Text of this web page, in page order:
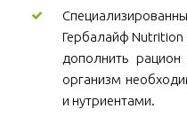
Гербалайф
дополнить
организм
и нутриентами.